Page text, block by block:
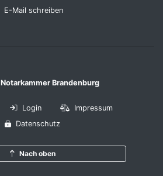
E-Mail schreiben
Notarkammer Brandenburg
Login
Impressum
Datenschutz
Nach oben